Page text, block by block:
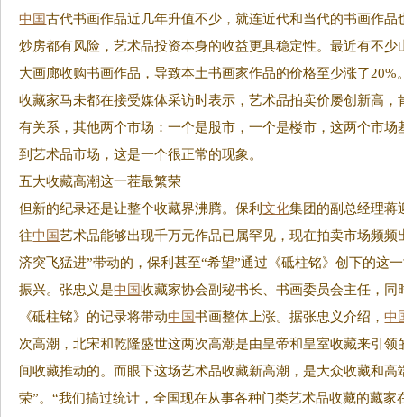
中国古代书画作品近几年升值不少，就连近代和当代的书画作
炒房都有风险，艺术品投资本身的收益更具稳定性。最近有不少
大画廊收购书画作品，导致本土书画家作品的价格至少涨了20%
收藏家马未都在接受媒体采访时表示，艺术品拍卖价屡创新高
有关系，其他两个市场：一个是股市，一个是楼市，这两个市
到艺术品市场，这是一个很正常的现象。
五大收藏高潮这一茬最繁荣
但新的纪录还是让整个收藏界沸腾。保利文化集团的副总经理蒋
往中国艺术品能够出现千万元作品已属罕见，现在拍卖市场频频
济突飞猛进”带动的，保利甚至“希望”通过《砥柱铭》创下的这
振兴。张忠义是中国收藏家协会副秘书长、书画委员会主任，同
《砥柱铭》的记录将带动中国书画整体上涨。据张忠义介绍，中
次高潮，北宋和乾隆盛世这两次高潮是由皇帝和皇室收藏来引
间收藏推动的。而眼下这场艺术品收藏新高潮，是大众收藏和高
荣”。“我们搞过统计，全国现在从事各种门类艺术品收藏的藏家